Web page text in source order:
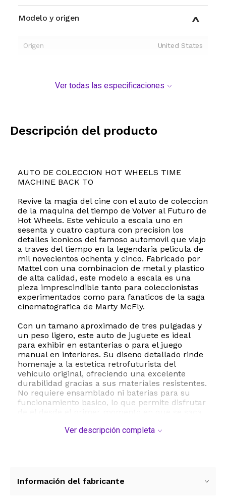
Modelo y origen
Origen United States
Ver todas las especificaciones
Descripción del producto
AUTO DE COLECCION HOT WHEELS TIME
MACHINE BACK TO
Revive la magia del cine con el auto de coleccion
de la maquina del tiempo de Volver al Futuro de
Hot Wheels. Este vehiculo a escala uno en
sesenta y cuatro captura con precision los
detalles iconicos del famoso automovil que viajo
a traves del tiempo en la legendaria pelicula de
mil novecientos ochenta y cinco. Fabricado por
Mattel con una combinacion de metal y plastico
de alta calidad, este modelo a escala es una
pieza imprescindible tanto para coleccionistas
experimentados como para fanaticos de la saga
cinematografica de Marty McFly.
Con un tamano aproximado de tres pulgadas y
un peso ligero, este auto de juguete es ideal
para exhibir en estanterias o para el juego
manual en interiores. Su diseno detallado rinde
homenaje a la estetica retrofuturista del
vehiculo original, ofreciendo una excelente
durabilidad gracias a sus materiales resistentes.
No requiere ensamblado ni baterias para su
funcionamiento basico, lo que permite disfrutar
apasionados por los autos a escala y la cultura
Ver descripción completa
Información del fabricante